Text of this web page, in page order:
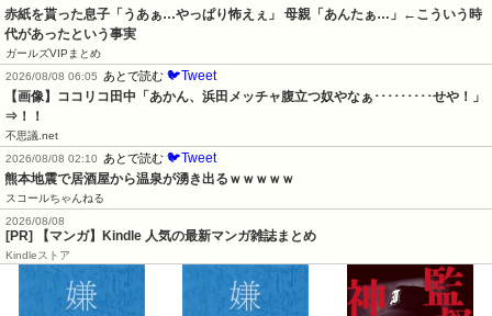
赤紙を貰った息子「うあぁ…やっぱり怖えぇ」 母親「あんたぁ…」←こういう時
代があったという事実
ガールズVIPまとめ
2026/08/08 06:05
あとで読む 🐦Tweet
【画像】ココリコ田中「あかん、浜田メッチャ腹立つ奴やなぁ･････････せや！」
⇒！！
不思議.net
2026/08/08 02:10
あとで読む 🐦Tweet
熊本地震で居酒屋から温泉が湧き出るｗｗｗｗｗ
スコールちゃんねる
2026/08/08
[PR] 【マンガ】Kindle 人気の最新マンガ雑誌まとめ
Kindleストア